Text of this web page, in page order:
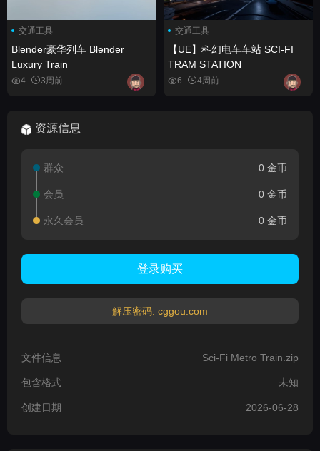
交通工具
Blender豪华列车 Blender
Luxury Train
4 3周前
交通工具
【UE】科幻电车车站 SCI-FI
TRAM STATION
6 4周前
资源信息
群众 0 金币
会员 0 金币
永久会员 0 金币
登录购买
解压密码: cggou.com
文件信息 Sci-Fi Metro Train.zip
包含格式 未知
创建日期 2026-06-28